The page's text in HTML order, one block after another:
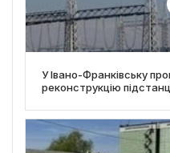
У Івано-Франківську
реконструкцію